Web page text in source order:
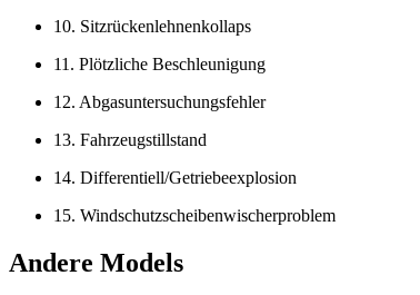
10. Sitzrückenlehnenkollaps
11. Plötzliche Beschleunigung
12. Abgasuntersuchungsfehler
13. Fahrzeugstillstand
14. Differentiell/Getriebeexplosion
15. Windschutzscheibenwischerproblem
Andere Models